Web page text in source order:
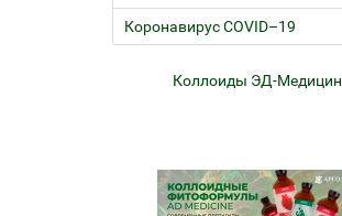
Коронавирус COVID–19
Коллоиды ЭД-Медицин